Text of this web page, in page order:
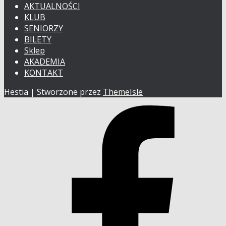
AKTUALNOŚCI
KLUB
SENIORZY
BILETY
Sklep
AKADEMIA
KONTAKT
Hestia | Stworzone przez ThemeIsle